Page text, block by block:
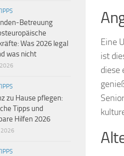
Eine
ist
diese
Betreuung
Was 2026 legal
was nicht
zu Hause pflegen:
Tipps und
Hilfen 2026
2026